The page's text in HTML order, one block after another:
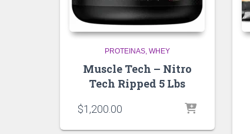
PROTEINAS WHEY
Muscle Tech – Nitro
Tech Ripped 5 Lbs
$1,200.00